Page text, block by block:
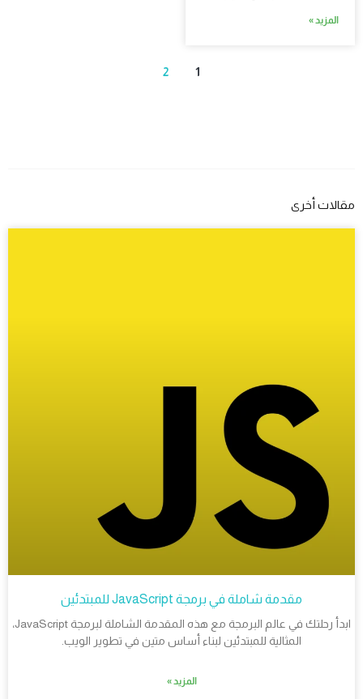
المزيد »
1
2
مقالات أخرى
مقدمة شاملة في برمجة JavaScript للمبتدئين
ابدأ رحلتك في عالم البرمجة مع هذه المقدمة الشاملة لبرمجة JavaScript،
المثالية للمبتدئين لبناء أساس متين في تطوير الويب.
المزيد »